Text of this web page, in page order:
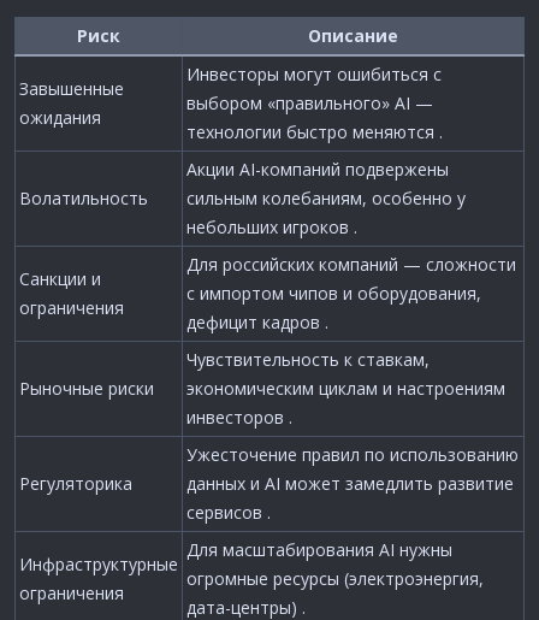
Риск Описание
Завышенные
ожидания
Инвесторы могут ошибиться с
выбором «правильного» AI —
технологии быстро меняются .
Волатильность
Акции AI-компаний подвержены
сильным колебаниям, особенно у
небольших игроков .
Санкции и
ограничения
Для российских компаний — сложности
с импортом чипов и оборудования,
дефицит кадров .
Рыночные риски
Чувствительность к ставкам,
экономическим циклам и настроениям
инвесторов .
Регуляторика
Ужесточение правил по использованию
данных и AI может замедлить развитие
сервисов .
Инфраструктурные
ограничения
Для масштабирования AI нужны
огромные ресурсы (электроэнергия,
дата-центры) .